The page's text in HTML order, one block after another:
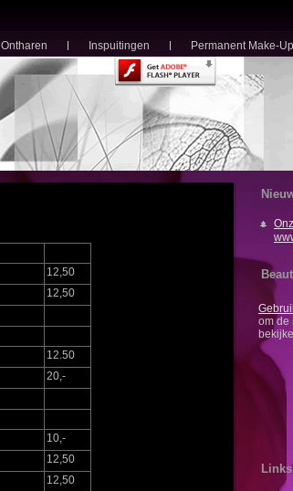
Ontharen Inspuitingen Permanent Make-Up
12,50
12,50
12.50
20,-
10,-
12,50
12,50
om de
Links